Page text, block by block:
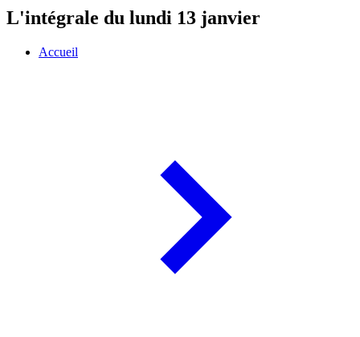
L'intégrale du lundi 13 janvier
Accueil